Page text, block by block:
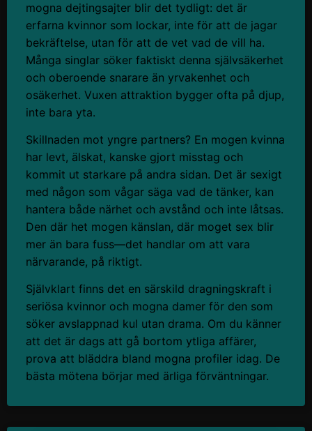
mogna dejtingsajter blir det tydligt: det är
erfarna kvinnor som lockar, inte för att de jagar
bekräftelse, utan för att de vet vad de vill ha.
Många singlar söker faktiskt denna självsäkerhet
och oberoende snarare än yrvakenhet och
osäkerhet. Vuxen attraktion bygger ofta på djup,
inte bara yta.
Skillnaden mot yngre partners? En mogen kvinna
har levt, älskat, kanske gjort misstag och
kommit ut starkare på andra sidan. Det är sexigt
med någon som vågar säga vad de tänker, kan
hantera både närhet och avstånd och inte låtsas.
Den där het mogen känslan, där moget sex blir
mer än bara fuss—det handlar om att vara
närvarande, på riktigt.
Självklart finns det en särskild dragningskraft i
seriösa kvinnor och mogna damer för den som
söker avslappnad kul utan drama. Om du känner
att det är dags att gå bortom ytliga affärer,
prova att bläddra bland mogna profiler idag. De
bästa mötena börjar med ärliga förväntningar.